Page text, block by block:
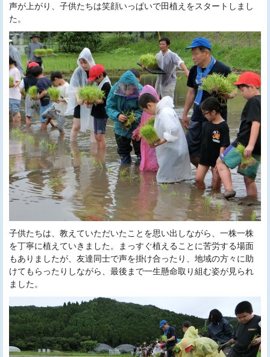
声が上がり、子供たちは笑顔いっぱいで田植えをスタートしまし
た。
子供たちは、教えていただいたことを思い出しながら、一株一株
を丁寧に植えていきました。まっすぐ植えることに苦労する場面
もありましたが、友達同士で声を掛け合ったり、地域の方々に助
けてもらったりしながら、最後まで一生懸命取り組む姿が見られ
ました。